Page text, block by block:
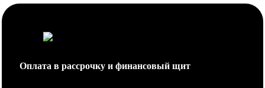
дисциплин.
работодателя.
проходить переподготовку не на базе
Оплата в рассрочку и финансовый щит